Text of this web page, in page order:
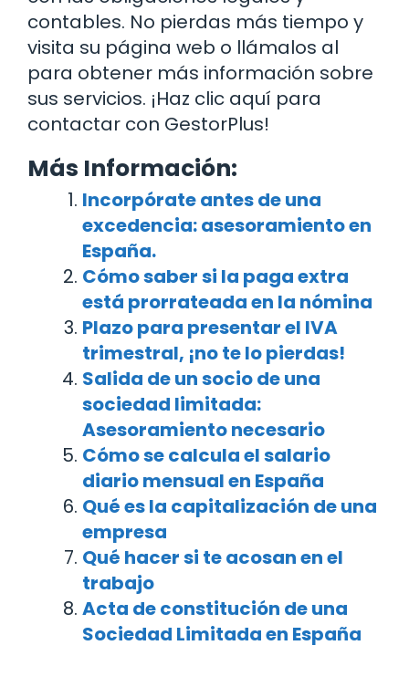
contables. No pierdas más tiempo y
visita su página web o llámalos al
para obtener más información sobre
sus servicios. ¡Haz clic aquí para
contactar con GestorPlus!
Más Información:
Incorpórate antes de una
excedencia: asesoramiento en
España.
Cómo saber si la paga extra
está prorrateada en la nómina
Plazo para presentar el IVA
trimestral, ¡no te lo pierdas!
Salida de un socio de una
sociedad limitada:
Asesoramiento necesario
Cómo se calcula el salario
diario mensual en España
Qué es la capitalización de una
empresa
Qué hacer si te acosan en el
trabajo
Acta de constitución de una
Sociedad Limitada en España